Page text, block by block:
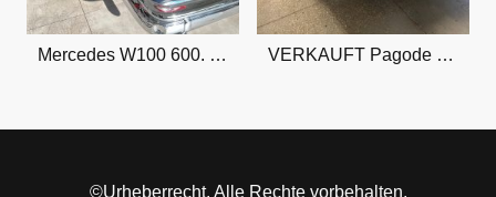
Mercedes W100 600. Neu eingetroffen VERKAUFT Pagode 280SL
©Urheberrecht. Alle Rechte vorbehalten.